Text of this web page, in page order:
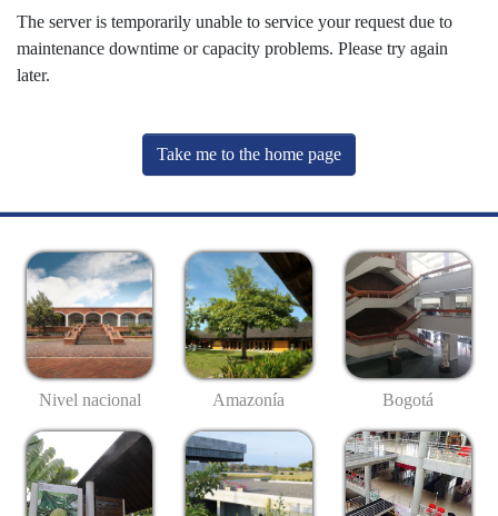
The server is temporarily unable to service your request due to
maintenance downtime or capacity problems. Please try again
later.
Take me to the home page
Nivel nacional Amazonía Bogotá